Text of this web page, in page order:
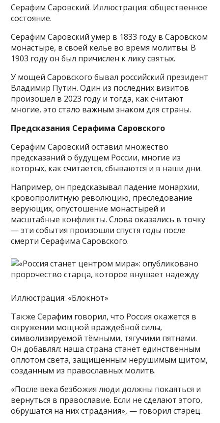
Серафим Саровский. Иллюстрация: общественное
состояние.
Серафим Саровский умер в 1833 году в Саровском
монастыре, в своей келье во время молитвы. В
1903 году он был причислен к лику святых.
У мощей Саровского бывал российский президент
Владимир Путин. Один из последних визитов
произошел в 2023 году и тогда, как считают
многие, это стало важным знаком для страны.
Предсказания Серафима Саровского
Серафим Саровский оставил множество
предсказаний о будущем России, многие из
которых, как считается, сбываются и в наши дни.
Например, он предсказывал падение монархии,
кровопролитную революцию, преследование
верующих, опустошение монастырей и
масштабные конфликты. Слова оказались в точку
— эти события произошли спустя годы после
смерти Серафима Саровского.
Иллюстрация: «Блокнот»
Также Серафим говорил, что Россия окажется в
окружении мощной враждебной силы,
символизируемой тёмными, тягучими пятнами.
Он добавлял: наша страна станет единственным
оплотом света, защищённым нерушимым щитом,
созданным из православных молитв.
«После века безбожия люди должны покаяться и
вернуться в православие. Если не сделают этого,
обрушатся на них страдания», — говорил старец.